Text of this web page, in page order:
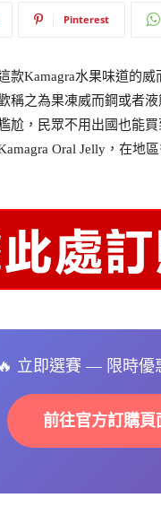
Pinterest
款Kamagra水果味道的威
稱之為果凍威而鋼或者
尬，民眾不用出國也能
Oral Jelly，在地
🔥 立即選賽 — 限時優
前往官方訂購頁